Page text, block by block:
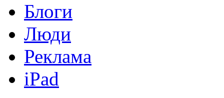
Блоги
Люди
Реклама
iPad